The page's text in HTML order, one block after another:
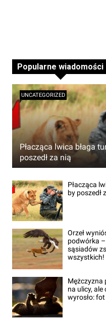
Popularne wiadomości
Płacząca lwica błaga
poszedł za nią
UNCATEGORIZED
Płacząca
by poszedł
Orzeł
podwórka
sąsiadów
wszystkich!
Mężczyzna
na ulicy, ale
wyrosło: fot